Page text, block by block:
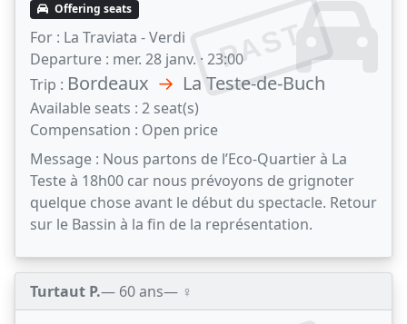
PAST
Offering seats
For : La Traviata - Verdi
Departure : mer. 28 janv. · 23:00
Trip : Bordeaux → La Teste-de-Buch
Available seats : 2 seat(s)
Compensation : Open price
Message : Nous partons de l’Eco-Quartier à La
Teste à 18h00 car nous prévoyons de grignoter
quelque chose avant le début du spectacle. Retour
sur le Bassin à la fin de la représentation.
Turtaut P.— 60 ans— ♀️